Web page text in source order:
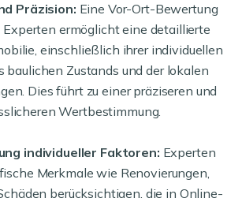
Präzision: Eine Vor-Ort-Bewertung
Experten ermöglicht eine detaillierte
einschließlich ihrer individuellen
baulichen Zustands und der lokalen
Dies führt zu einer präziseren und
Wertbestimmung.
individueller Faktoren: Experten
Merkmale wie Renovierungen,
berücksichtigen, die in Online-